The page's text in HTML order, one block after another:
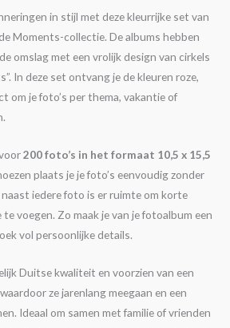
in stijl met deze kleurrijke set van
Moments-collectie. De albums hebben
omslag met een vrolijk design van cirkels
In deze set ontvang je de kleuren roze,
om je foto’s per thema, vakantie of
200 foto’s in het formaat 10,5 x 15,5
plaats je je foto’s eenvoudig zonder
iedere foto is er ruimte om korte
voegen. Zo maak je van je fotoalbum een
vol persoonlijke details.
Duitse kwaliteit en voorzien van een
ze jarenlang meegaan en een
Ideaal om samen met familie of vrienden